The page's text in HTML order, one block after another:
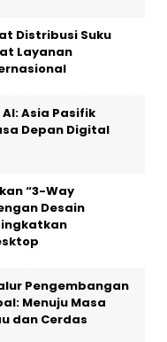
Distribusi Suku
Layanan
Asia Pasifik
Depan Digital
“3-Way
Desain
Pengembangan
Menuju Masa
dan Cerdas